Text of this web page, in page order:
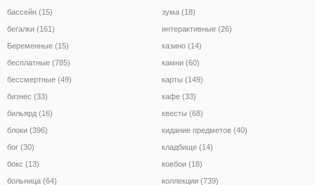
бассейн (15)
бегалки (161)
Беременные (15)
бесплатные (785)
бессмертные (49)
бизнес (33)
бильярд (16)
блоки (396)
бог (30)
бокс (13)
больница (64)
зума (18)
интерактивные (26)
казино (14)
камни (60)
карты (149)
кафе (33)
квесты (68)
кидание предметов (40)
кладбище (14)
ковбои (18)
коллекции (739)